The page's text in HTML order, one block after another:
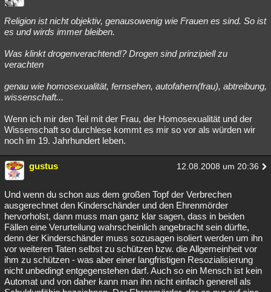
Religion ist nicht objektiv, genausowenig wie Frauen es sind. So ist
es und wirds immer bleiben.
Was klinkt drogenverachtend!? Drogen sind prinzipiell zu
verachten
genau wie homosexualität, fernsehen, autofahern(frau), abtreibung,
wissenschaft...
Wenn ich mir den Teil mit der Frau, der Homosexualität und der
Wissenschaft so durchlese kommt es mir so vor als würden wir
noch im 19. Jahrhundert leben.
gustus 12.08.2008 um 20:36
Und wenn du schon aus dem großen Topf der Verbrechen
ausgerechnet den Kinderschänder und den Ehrenmörder
hervorholst, dann muss man ganz klar sagen, dass in beiden
Fällen eine Verurteilung wahrscheinlich angebracht sein dürfte,
denn der Kinderschänder muss sozusagen isoliert werden um ihn
vor weiteren Taten selbst zu schützen bzw. die Allgemeinheit vor
ihm zu schützen - was aber einer langfristigen Resozialisierung
nicht unbedingt entgegenstehen darf. Auch so ein Mensch ist kein
Automat und von daher kann man ihn nicht einfach generell als